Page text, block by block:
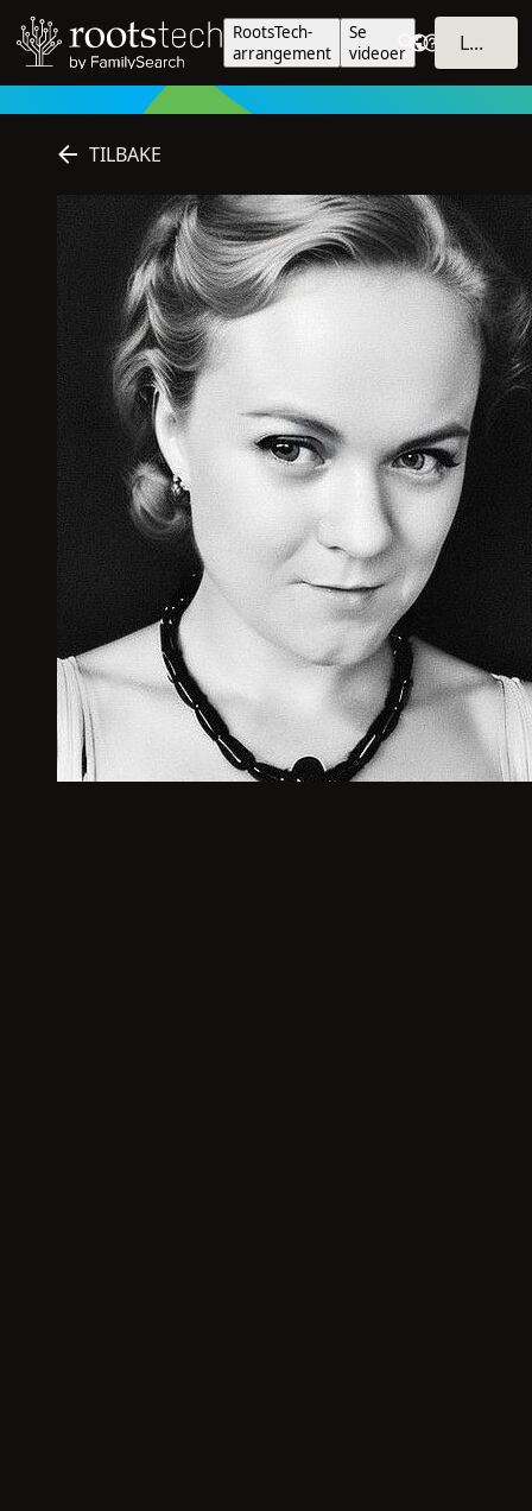
RootsTech-
arrangement
Se
videoer
LOGG INN
TILBAKE